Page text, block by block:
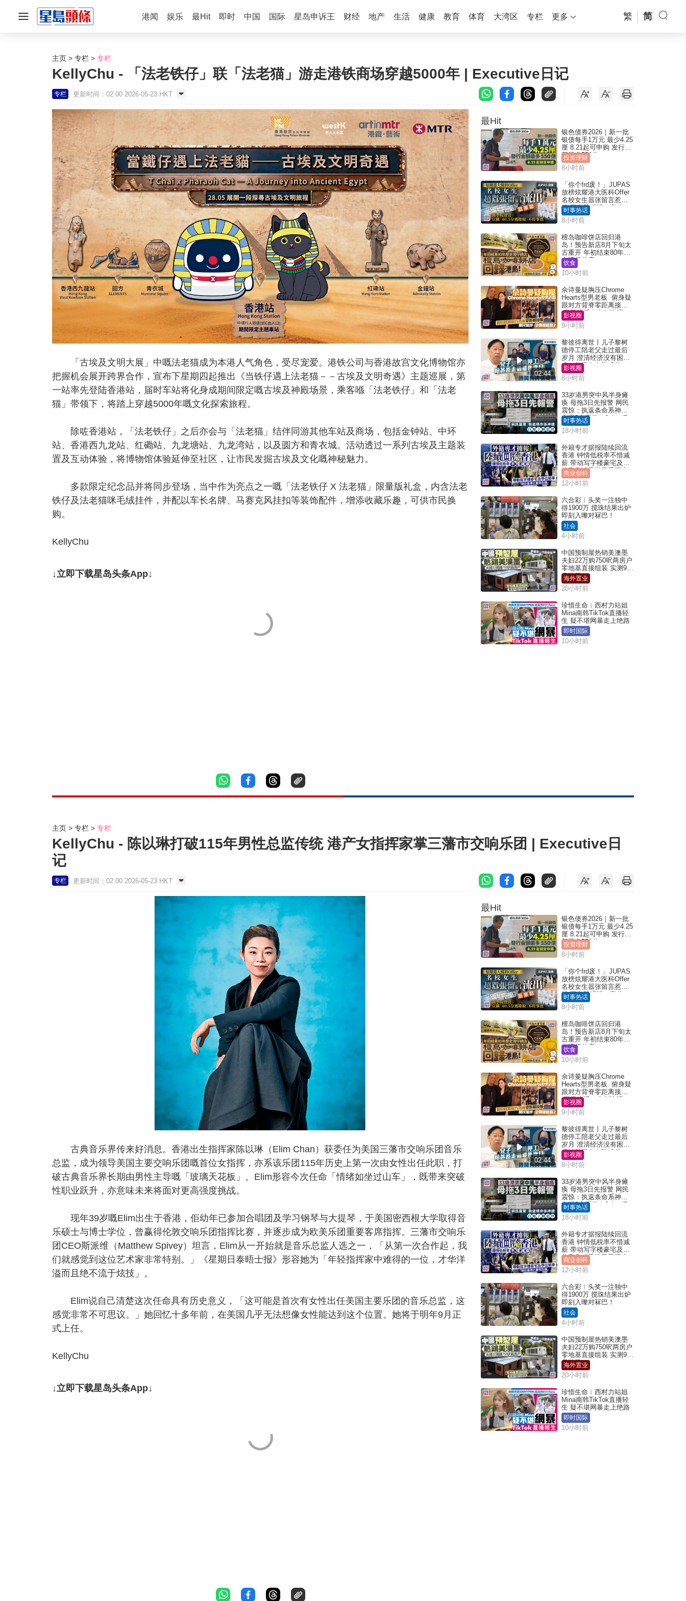
港闻 娱乐 最Hit 即时 中国 国际 星岛申诉王 财经 地产 生活 健康 教育 体育 大湾区 专栏 更多 繁 简
主页 专栏 专栏
KellyChu - 「法老铁仔」联「法老猫」游走港铁商场穿越5000年 | Executive日记
专栏 更新时间：02:00 2026-05-23 HKT
「古埃及文明大展」中嘅法老猫成为本港人气角色，受尽宠爱。港铁公司与香港故宫文化博物馆亦
把握机会展开跨界合作，宣布下星期四起推出《当铁仔遇上法老猫－－古埃及文明奇遇》主题巡展，第
一站率先登陆香港站，届时车站将化身成期间限定嘅古埃及神殿场景，乘客喺「法老铁仔」和「法老
猫」带领下，将踏上穿越5000年嘅文化探索旅程。
除咗香港站，「法老铁仔」之后亦会与「法老猫」结伴同游其他车站及商场，包括金钟站、中环
站、香港西九龙站、红磡站、九龙塘站、九龙湾站，以及圆方和青衣城。活动透过一系列古埃及主题装
置及互动体验，将博物馆体验延伸至社区，让市民发掘古埃及文化嘅神秘魅力。
多款限定纪念品并将同步登场，当中作为亮点之一嘅「法老铁仔 X 法老猫」限量版礼盒，内含法老
铁仔及法老猫咪毛绒挂件，并配以车长名牌、马赛克风挂扣等装饰配件，增添收藏乐趣，可供市民换
购。
KellyChu
↓立即下载星岛头条App↓
最Hit
银色债券2026｜新一批
银债每手1万元 最少4.25
厘 8.21起可申购 发行金
额最多550亿
投资理财
8小时前
「你个frd废！」JUPAS
放榜炫耀港大医科Offer
名校女生嚣张留言惹众
怒 医学院澄清：宣称
「40.5分获录取」不符事
实｜Juicy叮
时事热话
8小时前
檀岛咖啡饼店回归港
岛！预告新店8月下旬太
古重开 年初结束80年历
史湾仔总店
饮食
10小时前
佘诗曼疑胸压Chrome
Hearts型男老板 俯身疑
跟对方背脊零距离接触
网民惊呼：企侧边唔
得？
影视圈
9小时前
02:44
黎彼得离世丨儿子黎树
德停工陪老父走过最后
岁月 澄清经济没有困
难：传闻有夸张成份
影视圈
8小时前
33岁港男突中风半身瘫
痪 母拖3日先报警 网民
震惊：执返条命系神迹
自爆2个恶习｜Juicy叮
时事热话
18小时前
外籍专才据报陆续回流
香港 钟情低税率不惜减
薪 带动写字楼豪宅及学
位竞争「香港已重现生
机」
商业创科
12小时前
六合彩︱头奖一注独中
得1900万 搅珠结果出炉
即刻入嚟对冧巴！
社会
4小时前
中国预制屋热销美澳墨
夫妇22万购750呎两房户
零地基直接组装 实测9个
月激赞
海外置业
20小时前
珍惜生命︱西村力站姐
Mina南韩TikTok直播轻
生 疑不堪网暴走上绝路
即时国际
10小时前
主页 专栏 专栏
KellyChu - 陈以琳打破115年男性总监传统 港产女指挥家掌三藩市交响乐团 | Executive日
记
专栏 更新时间：02:00 2026-05-23 HKT
古典音乐界传来好消息。香港出生指挥家陈以琳（Elim Chan）获委任为美国三藩市交响乐团音乐
总监，成为领导美国主要交响乐团嘅首位女指挥，亦系该乐团115年历史上第一次由女性出任此职，打
破古典音乐界长期由男性主导嘅「玻璃天花板」。Elim形容今次任命「情绪如坐过山车」，既带来突破
性职业跃升，亦意味未来将面对更高强度挑战。
现年39岁嘅Elim出生于香港，佢幼年已参加合唱团及学习钢琴与大提琴，于美国密西根大学取得音
乐硕士与博士学位，曾赢得伦敦交响乐团指挥比赛，并逐步成为欧美乐团重要客席指挥。三藩市交响乐
团CEO斯派维（Matthew Spivey）坦言，Elim从一开始就是音乐总监人选之一，「从第一次合作起，我
们就感觉到这位艺术家非常特别。」《星期日泰晤士报》形容她为「年轻指挥家中难得的一位，才华洋
溢而且绝不流于炫技」。
Elim说自己清楚这次任命具有历史意义，「这可能是首次有女性出任美国主要乐团的音乐总监，这
感觉非常不可思议。」她回忆十多年前，在美国几乎无法想像女性能达到这个位置。她将于明年9月正
式上任。
KellyChu
↓立即下载星岛头条App↓
最Hit
银色债券2026｜新一批
银债每手1万元 最少4.25
厘 8.21起可申购 发行金
额最多550亿
投资理财
8小时前
「你个frd废！」JUPAS
放榜炫耀港大医科Offer
名校女生嚣张留言惹众
怒 医学院澄清：宣称
「40.5分获录取」不符事
实｜Juicy叮
时事热话
8小时前
檀岛咖啡饼店回归港
岛！预告新店8月下旬太
古重开 年初结束80年历
史湾仔总店
饮食
10小时前
佘诗曼疑胸压Chrome
Hearts型男老板 俯身疑
跟对方背脊零距离接触
网民惊呼：企侧边唔
得？
影视圈
9小时前
02:44
黎彼得离世丨儿子黎树
德停工陪老父走过最后
岁月 澄清经济没有困
难：传闻有夸张成份
影视圈
8小时前
33岁港男突中风半身瘫
痪 母拖3日先报警 网民
震惊：执返条命系神迹
自爆2个恶习｜Juicy叮
时事热话
18小时前
外籍专才据报陆续回流
香港 钟情低税率不惜减
薪 带动写字楼豪宅及学
位竞争「香港已重现生
机」
商业创科
12小时前
六合彩︱头奖一注独中
得1900万 搅珠结果出炉
即刻入嚟对冧巴！
社会
4小时前
中国预制屋热销美澳墨
夫妇22万购750呎两房户
零地基直接组装 实测9个
月激赞
海外置业
20小时前
珍惜生命︱西村力站姐
Mina南韩TikTok直播轻
生 疑不堪网暴走上绝路
即时国际
10小时前